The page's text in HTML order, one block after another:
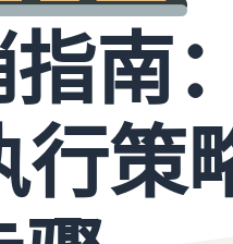
南
策